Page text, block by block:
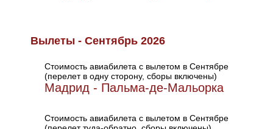
Вылеты - Сентябрь 2026
Стоимость авиабилета с вылетом в Сентябре
(перелет в одну сторону, сборы включены)
Мадрид - Пальма-де-Мальорка
Стоимость авиабилета с вылетом в Сентябре